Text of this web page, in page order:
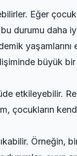
Eğer
durumu daha
büyük
etkileyebilir.
çocukların
Örneğin,